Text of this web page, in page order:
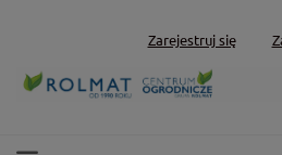
Zarejestruj się